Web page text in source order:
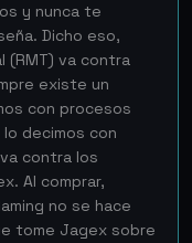
y nunca te
Dicho eso,
(RMT) va contra
existe un
con procesos
decimos con
contra los
Al comprar,
no se hace
tome Jagex sobre